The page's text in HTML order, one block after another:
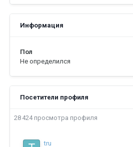
Информация
Пол
Не определился
Посетители профиля
28 424 просмотра профиля
tru